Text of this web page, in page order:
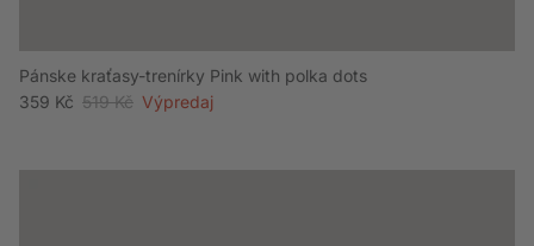
Pánske kraťasy-trenírky Pink with polka dots
Akciová cena
359 Kč Bežná cena
519 Kč Výpredaj